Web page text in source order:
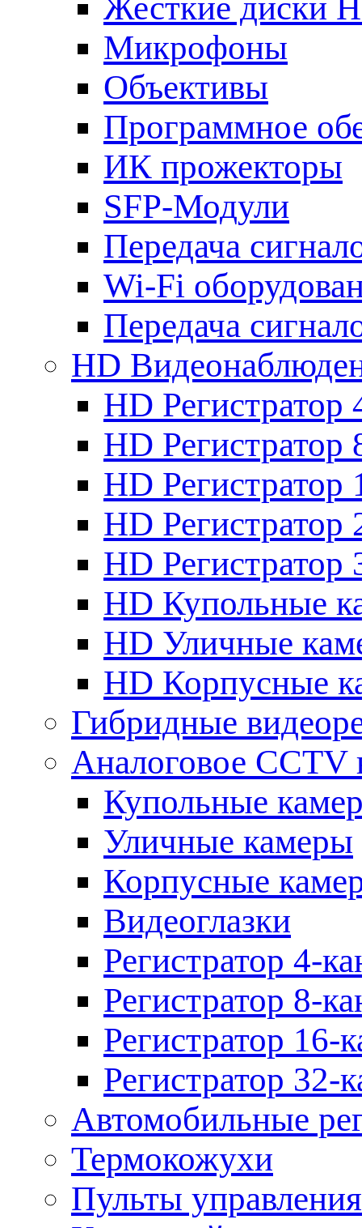
Микрофоны
Объективы
Программное
ИК прожекторы
SFP-Модули
Передача
Wi-Fi
Передача
HD
HD Регистратор
HD Регистратор
HD Регистратор
HD Регистратор
HD Регистратор
HD Купольные
HD Уличные
HD Корпусные
Гибридные
Аналоговое CCTV
Купольные
Уличные камеры
Корпусные
Видеоглазки
Регистратор 4-
Регистратор 8-
Регистратор 16-
Регистратор 32-
Автомобильные
Термокожухи
Пульты управления